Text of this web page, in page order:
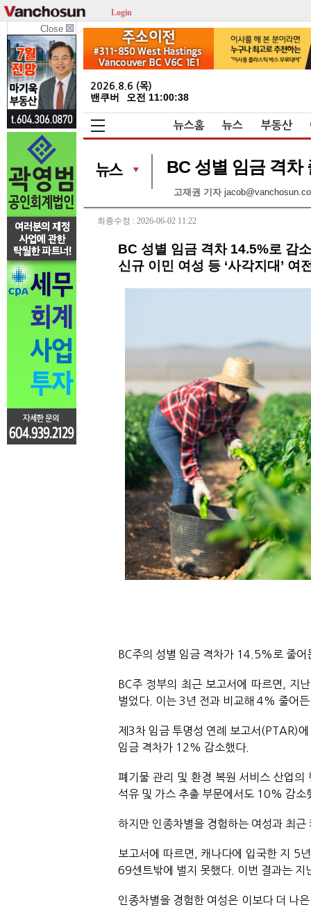
Login
Close
2026.8.6 (목)
밴쿠버 오전 11:00:39
뉴스홈 뉴스 부동산
BC 성별 임금 격차
고재권 기자
최종수정 : 2026-06-02 11:22
BC 성별 임금 격차 14.5%로 감소
신규 이민 여성 등 ‘사각지대’ 여
BC주의 성별 임금 격차가 14.5%로 줄
BC주 정부의 최근 보고서에 따르면, 지
벌었다. 이는 3년 전과 비교해 4% 줄어
제3차 임금 투명성 연례 보고서(PTAR)
임금 격차가 12% 감소했다.
폐기물 관리 및 환경 복원 서비스 산업
석유 및 가스 추출 부문에서도 10% 감소
하지만 인종차별을 경험하는 여성과 최
보고서에 따르면, 캐나다에 입국한 지 5
69센트밖에 벌지 못했다. 이번 결과는
인종차별을 경험한 여성은 이보다 더 나